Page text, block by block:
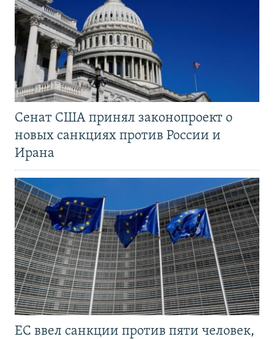
Сенат США принял законопроект о
новых санкциях против России и
Ирана
ЕС ввел санкции против пяти человек,